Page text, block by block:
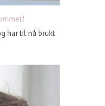
har til nå brukt